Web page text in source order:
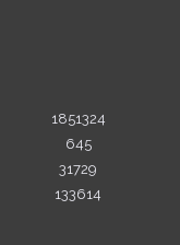
1851324
645
31729
133614